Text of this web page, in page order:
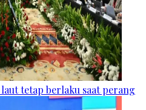
tetap berlaku saat perang